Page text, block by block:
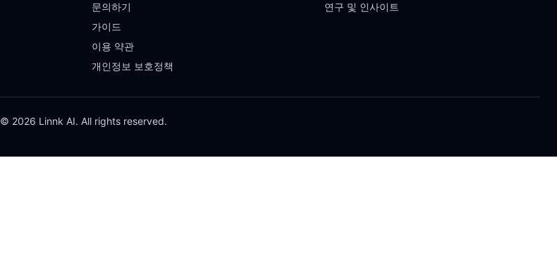
문의하기
가이드
이용 약관
개인정보 보호정책
연구 및 인사이트
© 2026 Linnk AI. All rights reserved.